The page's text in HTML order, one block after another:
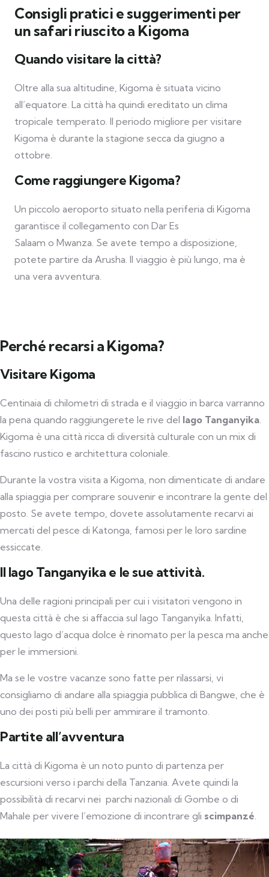
Consigli pratici e suggerimenti per
un safari riuscito a Kigoma
Quando visitare la città?
Oltre alla sua altitudine, Kigoma è situata vicino
all’equatore. La città ha quindi ereditato un clima
tropicale temperato. Il periodo migliore per visitare
Kigoma è durante la stagione secca da giugno a
ottobre.
Come raggiungere Kigoma?
Un piccolo aeroporto situato nella periferia di Kigoma
garantisce il collegamento con Dar Es
Salaam o Mwanza. Se avete tempo a disposizione,
potete partire da Arusha. Il viaggio è più lungo, ma è
una vera avventura.
Perché recarsi a Kigoma?
Visitare Kigoma
Centinaia di chilometri di strada e il viaggio in barca varranno
la pena quando raggiungerete le rive del lago Tanganyika
Kigoma è una città ricca di diversità culturale con un mix di
fascino rustico e architettura coloniale.
Durante la vostra visita a Kigoma, non dimenticate di andare
alla spiaggia per comprare souvenir e incontrare la gente del
posto. Se avete tempo, dovete assolutamente recarvi ai
mercati del pesce di Katonga, famosi per le loro sardine
essiccate.
Il lago Tanganyika e le sue attività.
Una delle ragioni principali per cui i visitatori vengono in
questa città è che si affaccia sul lago Tanganyika. Infatti,
questo lago d’acqua dolce è rinomato per la pesca ma anche
per le immersioni.
Ma se le vostre vacanze sono fatte per rilassarsi, vi
consigliamo di andare alla spiaggia pubblica di Bangwe, che è
uno dei posti più belli per ammirare il tramonto.
Partite all’avventura
La città di Kigoma è un noto punto di partenza per
escursioni verso i parchi della Tanzania. Avete quindi la
possibilità di recarvi nei parchi nazionali di Gombe o di
Mahale per vivere l’emozione di incontrare gli scimpanzé